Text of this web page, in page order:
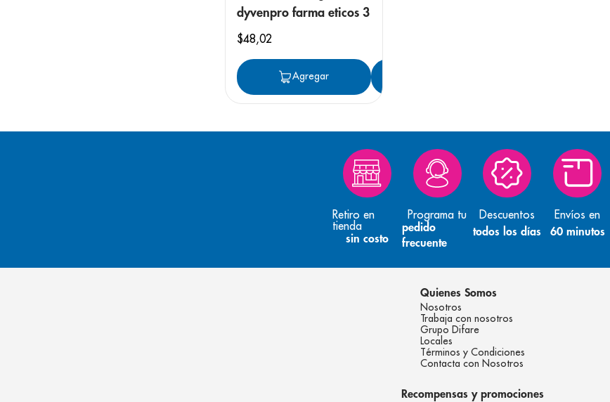
dyvenpro farma eticos 3
$48,02
Agregar
Retiro en
tienda
sin costo
Programa tu
pedido
frecuente
Descuentos
todos los días
Envíos en
60 minutos
Quienes Somos
Nosotros
Trabaja con nosotros
Grupo Difare
Locales
Términos y Condiciones
Contacta con Nosotros
Recompensas y promociones